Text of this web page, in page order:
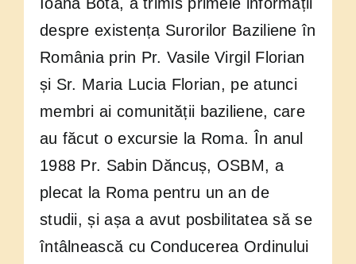
despre existența Surorilor Baziliene în
România prin Pr. Vasile Virgil Florian
și Sr. Maria Lucia Florian, pe atunci
membri ai comunității baziliene, care
au făcut o excursie la Roma. În anul
1988 Pr. Sabin Dăncuș, OSBM, a
plecat la Roma pentru un an de
studii, și așa a avut posbilitatea să se
întâlnească cu Conducerea Ordinului